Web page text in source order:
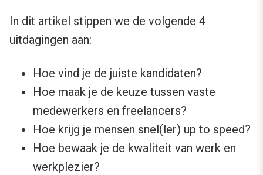
In dit artikel stippen we de volgende 4
uitdagingen aan:
Hoe vind je de juiste kandidaten?
Hoe maak je de keuze tussen vaste
medewerkers en freelancers?
Hoe krijg je mensen snel(ler) up to speed?
Hoe bewaak je de kwaliteit van werk en
werkplezier?